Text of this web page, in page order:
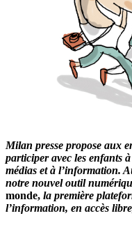
Milan presse propose aux
participer avec les enfants
médias et à l’information.
notre nouvel outil
monde, la première
l’information, en accès